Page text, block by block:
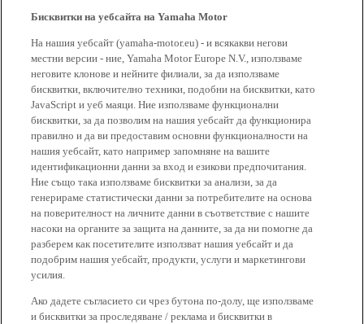
Бисквитки на уебсайта на Yamaha Motor
На нашия уебсайт (yamaha-motor.eu) - и всякакви негови
местни версии - ние, Yamaha Motor Europe N.V., използваме
неговите клонове и нейните филиали, за да използваме
бисквитки, включително техники, подобни на бисквитки, като
JavaScript и уеб маяци. Ние използваме функционални
бисквитки, за да позволим на нашия уебсайт да функционира
правилно и да ви предоставим основни функционалности на
нашия уебсайт, като например запомняне на вашите
идентификационни данни за вход и езикови предпочитания.
Ние също така използваме бисквитки за анализи, за да
генерираме статистически данни за потребителите на основа
на поверителност на личните данни в съответствие с нашите
насоки на органите за защита на данните, за да ни помогне да
разберем как посетителите използват нашия уебсайт и да
подобрим нашия уебсайт, продукти, услуги и маркетингови
усилия.
Ако дадете съгласието си чрез бутона по-долу, ще използваме
и бисквитки за проследяване / реклама и бисквитки в